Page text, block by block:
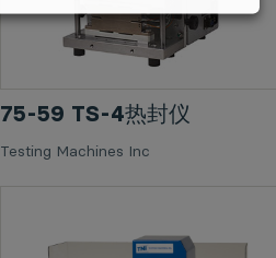
75-59 TS-4热封仪
Testing Machines Inc